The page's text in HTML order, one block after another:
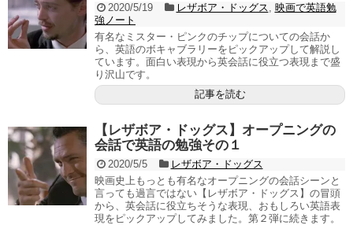
2020/5/19 レザボア・ドッグス
映画で英語勉
強ノート
有名なミスター・ピンクのチップについての会話か
ら、英語のボキャブラリーをピックアップして解説し
ています。面白い表現から英会話に役立つ表現まで盛
り沢山です。
記事を読む
【レザボア・ドッグス】オープニングの
会話で英語の勉強その１
2020/5/5
レザボア・ドッグス
映画史上もっとも有名なオープニングの会話シーンと
言っても過言ではない【レザボア・ドッグス】の冒頭
から、英会話に役立ちそうな表現、おもしろい英語表
現をピックアップしてみました。第２弾に続きます。